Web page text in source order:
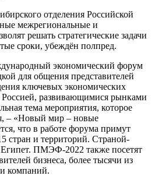
отделения Российской
межрегиональные и
решать стратегические задачи
сроки, убеждён полпред.
экономический форум
для общения представителей
ключевых экономических
Россией, развивающимися рынками
тема мероприятия, которое
– «Новый мир – новые
что в работе форума примут
стран и территорий. Страной-
ПМЭФ-2022 также посетят
бизнеса, более тысячи из
компаний.